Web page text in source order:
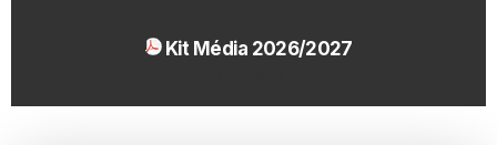
Kit Média 2026/2027